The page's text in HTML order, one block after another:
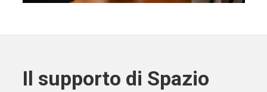
Il supporto di Spazio